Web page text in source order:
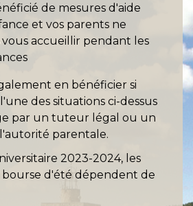
de mesures d'aide
et vos parents ne
accueillir pendant les
en bénéficier si
des situations ci-dessus
par un tuteur légal ou un
parentale.
2023-2024, les
d'été dépendent de